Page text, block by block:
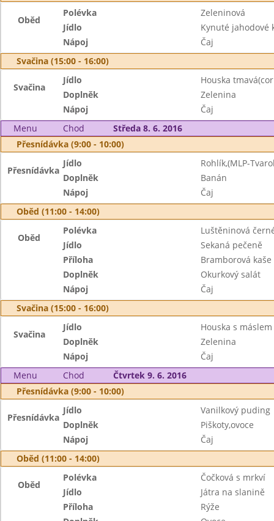
Oběd
Polévka
Zeleninová
Jídlo
Kynuté jahodové
Nápoj
Čaj
Svačina (15:00 - 16:00)
Svačina
Jídlo
Houska
Doplněk
Zelenina
Nápoj
Čaj
Menu
Chod
Středa 8. 6. 2016
Přesnídávka (9:00 - 10:00)
Přesnídávka
Jídlo
Rohlík,(MLP-
Doplněk
Banán
Nápoj
Čaj
Oběd (11:00 - 14:00)
Oběd
Polévka
Luštěninová
Jídlo
Sekaná pečeně
Příloha
Bramborová kaše
Doplněk
Okurkový salát
Nápoj
Čaj
Svačina (15:00 - 16:00)
Svačina
Jídlo
Houska s
Doplněk
Zelenina
Nápoj
Čaj
Menu
Chod
Čtvrtek 9. 6. 2016
Přesnídávka (9:00 - 10:00)
Přesnídávka
Jídlo
Vanilkový puding
Doplněk
Piškoty,ovoce
Nápoj
Čaj
Oběd (11:00 - 14:00)
Oběd
Polévka
Čočková s mrkví
Jídlo
Játra na slanině
Příloha
Rýže